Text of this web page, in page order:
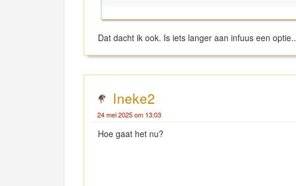
Dat dacht ik ook. Is iets langer aan infuus een optie..
Ineke2
24 mei 2025 om 13:03
Hoe gaat het nu?